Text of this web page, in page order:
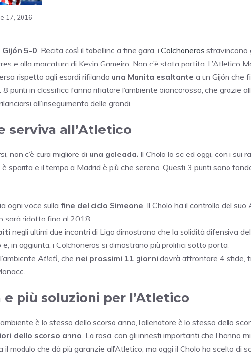
17, 2016
5-0. Recita così il tabellino a fine gara, i Colchoneros stravincono
e alla marcatura di Kevin Gameiro. Non c’è stata partita. L’Atletico
rispetto agli esordi rifilando una Manita esaltante a un Gijón che
punti in classifica fanno rifiatare l’ambiente biancorosso, che grazie
all’inseguimento delle grandi.
serviva all’Atletico
non c’è cura migliore di una goleada. Il Cholo lo sa ed oggi, con i sui
sparita e il tempo a Madrid è più che sereno. Questi 3 punti sono
ogni voce sulla fine del ciclo Simeone. Il Cholo ha il controllo del suo
sarà ridotto fino al 2018.
negli ultimi due incontri di Liga dimostrano che la solidità difensiva
in aggiunta, i Colchoneros si dimostrano più prolifici sotto porta.
Atletì, che nei prossimi 11 giorni dovrà affrontare 4 sfide,
e più soluzioni per l’Atletico
è lo stesso dello scorso anno, l’allenatore è lo stesso dello
dello scorso anno. La rosa, con gli innesti importanti che l’hanno
modulo che dà più garanzie all’Atletico, ma oggi il Cholo ha scelto di